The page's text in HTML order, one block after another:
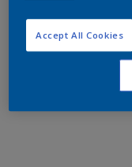
Accept All Cookies